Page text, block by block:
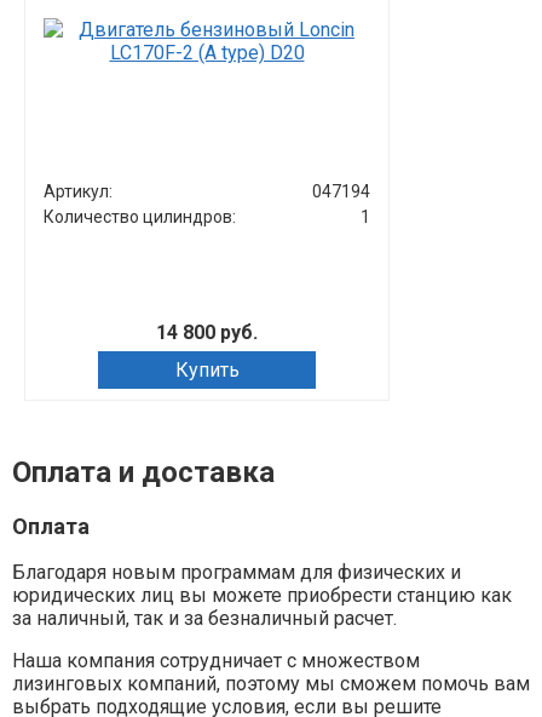
Артикул:
047194
Количество цилиндров:
1
14 800 руб.
Купить
Оплата и доставка
Оплата
Благодаря новым программам для физических и
юридических лиц вы можете приобрести станцию как
за наличный, так и за безналичный расчет.
Наша компания сотрудничает с множеством
лизинговых компаний, поэтому мы сможем помочь вам
выбрать подходящие условия, если вы решите